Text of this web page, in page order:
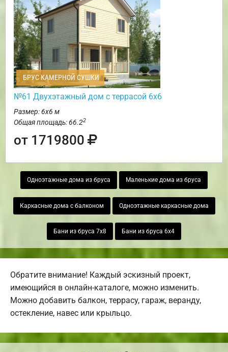
БРУС КАМЕРНОЙ СУШКИ
№61 Двухэтажный дом с террасой 6х6
Размер: 6х6 м
Общая площадь: 66.22
от 1719800
Одноэтажные дома из бруса Маленькие дома из бруса
Каркасные дома с балконом Одноэтажные каркасные дома
Бани из бруса 7х8 Бани из бруса 6х4
Обратите внимание! Каждый эскизный проект,
имеющийся в онлайн-каталоге, можно изменить.
Можно добавить балкон, террасу, гараж, веранду,
остекление, навес или крыльцо.